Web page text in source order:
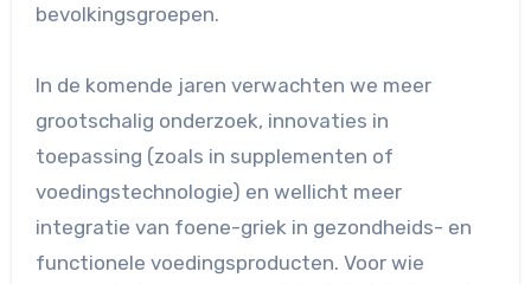
bevolkingsgroepen.
In de komende jaren verwachten we meer
grootschalig onderzoek, innovaties in
toepassing (zoals in supplementen of
voedingstechnologie) en wellicht meer
integratie van foene-griek in gezondheids- en
functionele voedingsproducten. Voor wie